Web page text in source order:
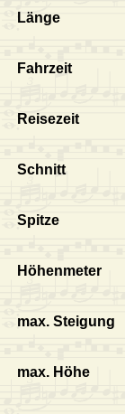
Länge
Fahrzeit
Reisezeit
Schnitt
Spitze
Höhenmeter
max. Steigung
max. Höhe